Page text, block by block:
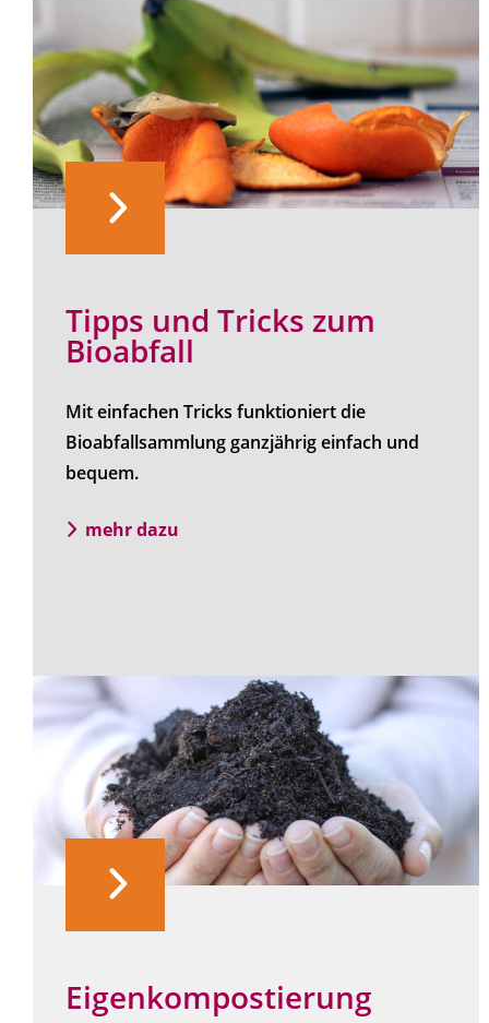
Tipps und Tricks zum
Bioabfall
Mit einfachen Tricks funktioniert die
Bioabfallsammlung ganzjährig einfach und
bequem.
mehr dazu
Eigenkompostierung